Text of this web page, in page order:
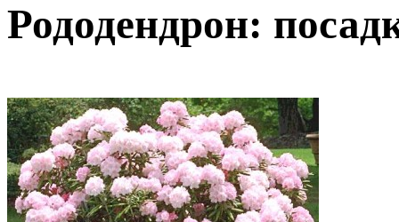
Рододендрон: